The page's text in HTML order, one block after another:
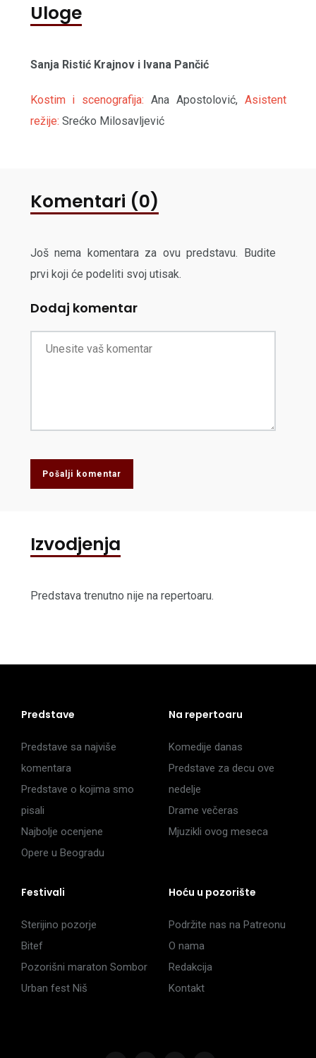
Uloge
Sanja Ristić Krajnov i Ivana Pančić
Kostim i scenografija: Ana Apostolović, Asistent
režije: Srećko Milosavljević
Komentari (0)
Još nema komentara za ovu predstavu. Budite
prvi koji će podeliti svoj utisak.
Dodaj komentar
Pošalji komentar
Izvodjenja
Predstava trenutno nije na repertoaru.
Predstave
Predstave sa najviše
komentara
Predstave o kojima smo
pisali
Najbolje ocenjene
Opere u Beogradu
Na repertoaru
Komedije danas
Predstave za decu ove
nedelje
Drame večeras
Mjuzikli ovog meseca
Festivali
Sterijino pozorje
Bitef
Pozorišni maraton Sombor
Urban fest Niš
Hoću u pozorište
Podržite nas na Patreonu
O nama
Redakcija
Kontakt